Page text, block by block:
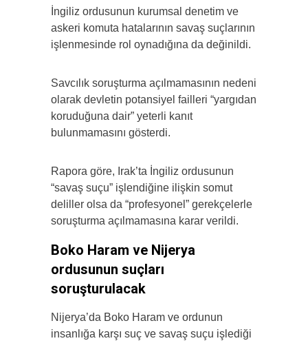
İngiliz ordusunun kurumsal denetim ve
askeri komuta hatalarının savaş suçlarının
işlenmesinde rol oynadığına da değinildi.
Savcılık soruşturma açılmamasının nedeni
olarak devletin potansiyel failleri “yargıdan
koruduğuna dair” yeterli kanıt
bulunmamasını gösterdi.
Rapora göre, Irak’ta İngiliz ordusunun
“savaş suçu” işlendiğine ilişkin somut
deliller olsa da “profesyonel” gerekçelerle
soruşturma açılmamasına karar verildi.
Boko Haram ve Nijerya
ordusunun suçları
soruşturulacak
Nijerya’da Boko Haram ve ordunun
insanlığa karşı suç ve savaş suçu işlediği